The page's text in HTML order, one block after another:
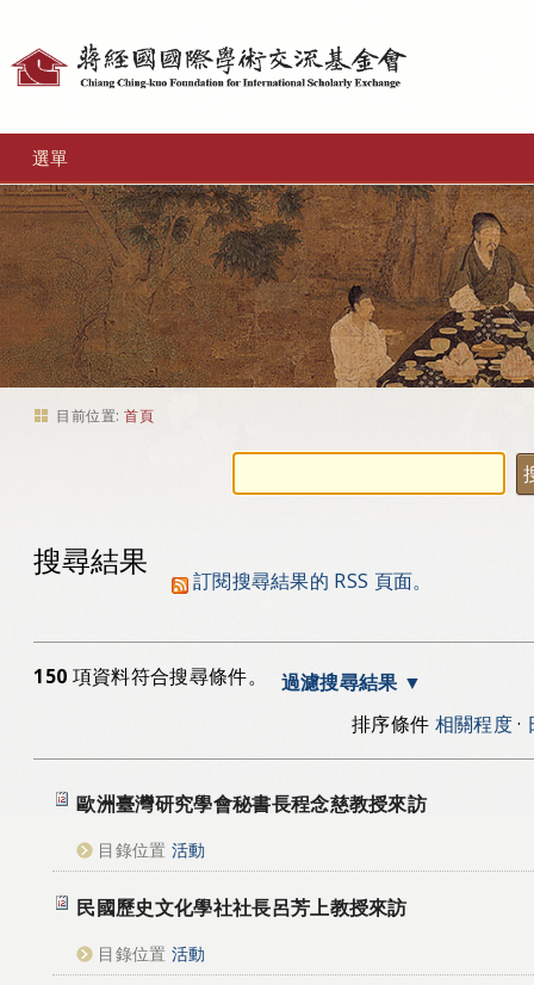
選單
目前位置: 首頁
搜尋結果
訂閱搜尋結果的 RSS 頁面。
150 項資料符合搜尋條件。
過濾搜尋結果
排序條件 相關程度·
歐洲臺灣研究學會秘書長程念慈教授來訪
目錄位置 活動
民國歷史文化學社社長呂芳上教授來訪
目錄位置 活動